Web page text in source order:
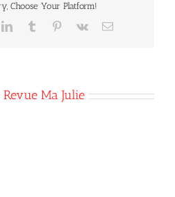
es
sérieux/se
Choose Your Platform!
LinkedInTumblr Pinterest
Vk Courriel
Revue Ma Julie